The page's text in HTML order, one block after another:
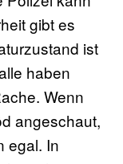
gibt es
ist
haben
Wenn
angeschaut,
egal. In